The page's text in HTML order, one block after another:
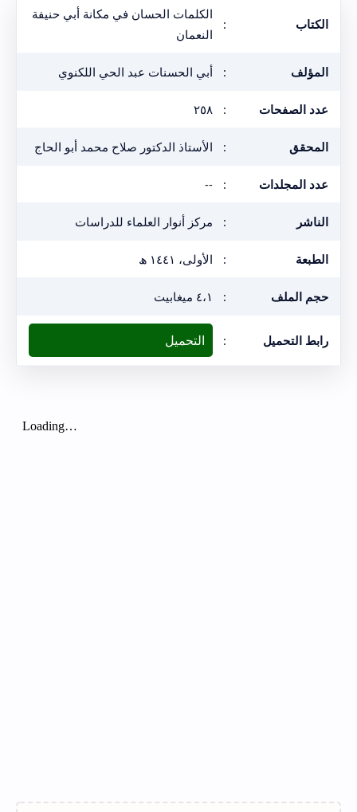
الكتاب :
الكلمات الحسان في مكانة أبي حنيفة
النعمان
المؤلف : أبي الحسنات عبد الحي اللكنوي
عدد الصفحات : ٢٥٨
المحقق : الأستاذ الدكتور صلاح محمد أبو الحاج
عدد المجلدات :
--
الناشر : مركز أنوار العلماء للدراسات
الطبعة : الأولى، ١٤٤١ ھ
حجم الملف : ٤،١ ميغابيت
رابط التحميل : التحميل